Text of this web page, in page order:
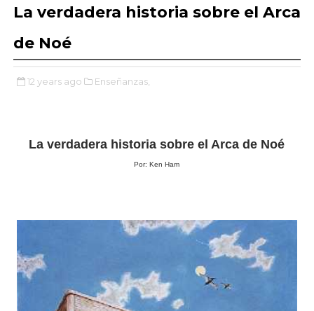
La verdadera historia sobre el Arca
de Noé
12 years ago Enseñanzas,
La verdadera historia sobre el Arca de Noé
Por: Ken Ham